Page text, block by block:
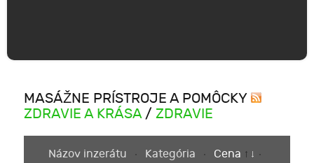
MASÁŽNE PRÍSTROJE A POMÔCKY
ZDRAVIE A KRÁSA/ ZDRAVIE
Názov inzerátu Kategória
Cena